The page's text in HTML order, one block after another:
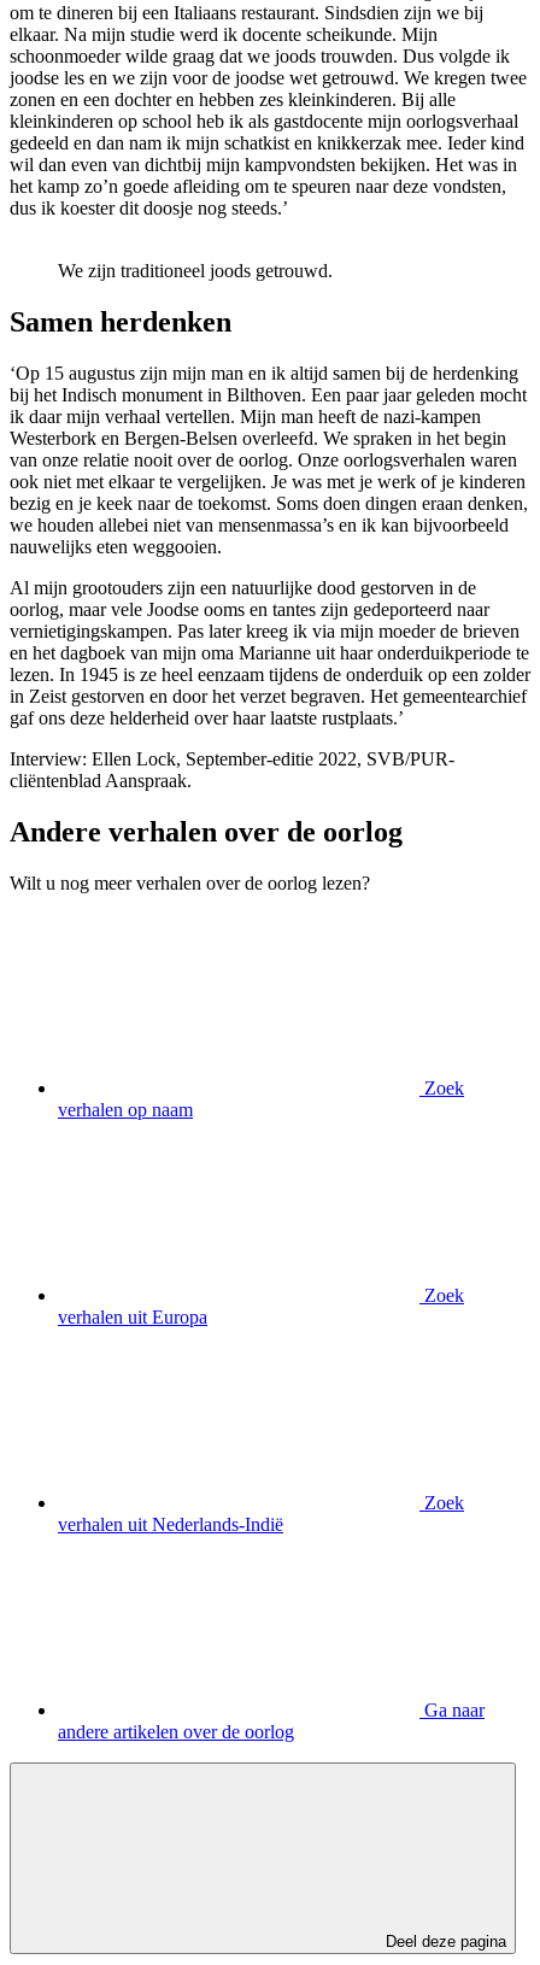
om te dineren bij een Italiaans restaurant. Sindsdien zijn we bij
elkaar. Na mijn studie werd ik docente scheikunde. Mijn
schoonmoeder wilde graag dat we joods trouwden. Dus volgde ik
joodse les en we zijn voor de joodse wet getrouwd. We kregen twee
zonen en een dochter en hebben zes kleinkinderen. Bij alle
kleinkinderen op school heb ik als gastdocente mijn oorlogsverhaal
gedeeld en dan nam ik mijn schatkist en knikkerzak mee. Ieder kind
wil dan even van dichtbij mijn kampvondsten bekijken. Het was in
het kamp zo’n goede afleiding om te speuren naar deze vondsten,
dus ik koester dit doosje nog steeds.’
We zijn traditioneel joods getrouwd.
Samen herdenken
‘Op 15 augustus zijn mijn man en ik altijd samen bij de herdenking
bij het Indisch monument in Bilthoven. Een paar jaar geleden mocht
ik daar mijn verhaal vertellen. Mijn man heeft de nazi-kampen
Westerbork en Bergen-Belsen overleefd. We spraken in het begin
van onze relatie nooit over de oorlog. Onze oorlogsverhalen waren
ook niet met elkaar te vergelijken. Je was met je werk of je kinderen
bezig en je keek naar de toekomst. Soms doen dingen eraan denken,
we houden allebei niet van mensenmassa’s en ik kan bijvoorbeeld
nauwelijks eten weggooien.
Al mijn grootouders zijn een natuurlijke dood gestorven in de
oorlog, maar vele Joodse ooms en tantes zijn gedeporteerd naar
vernietigingskampen. Pas later kreeg ik via mijn moeder de brieven
en het dagboek van mijn oma Marianne uit haar onderduikperiode te
lezen. In 1945 is ze heel eenzaam tijdens de onderduik op een zolder
in Zeist gestorven en door het verzet begraven. Het gemeentearchief
gaf ons deze helderheid over haar laatste rustplaats.’
Interview: Ellen Lock, September-editie 2022, SVB/PUR-
cliëntenblad Aanspraak.
Andere verhalen over de oorlog
Wilt u nog meer verhalen over de oorlog lezen?
Zoek
verhalen op naam
Zoek
verhalen uit Europa
Zoek
verhalen uit Nederlands-Indië
Ga naar
andere artikelen over de oorlog
Deel deze pagina